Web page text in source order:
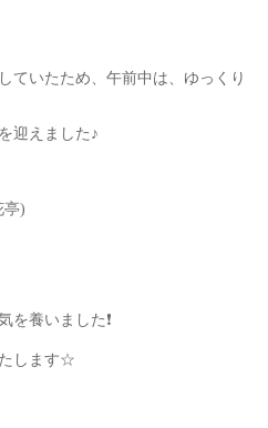
ていたため、午前中は、ゆっくり
迎えました♪
亭)
を養いました❗
します☆